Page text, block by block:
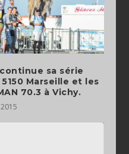
continue sa série
Marseille et les
70.3 à Vichy.